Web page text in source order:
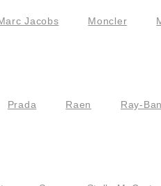
Jacobs Moncler
Prada Raen Ray-Ban